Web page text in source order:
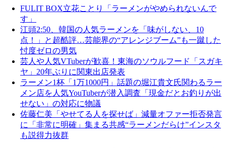
FULIT BOX立花ことり「ラーメンがやめられないんで
す」
江頭2:50、韓国の人気ラーメンを「味がしない、10
点！」と超酷評…芸能界の“アレンジブーム”も一蹴した
忖度ゼロの男気
芸人や人気VTuberが歓喜！東海のソウルフード「スガキ
ヤ」20年ぶりに関東出店発表
ラーメン1杯「1万1000円」話題の堀江貴文氏関わるラー
メン店を人気YouTuberが潜入調査「現金だとお釣りが出
せない」の対応に物議
佐藤仁美「やせてる人を探せば」減量オファー拒否発言
に「非常に明確」集まる共感“ラーメンだらけ”インスタ
も説得力抜群